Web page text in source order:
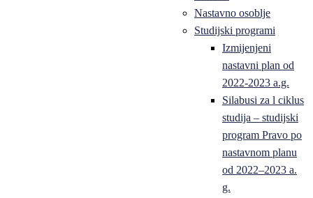
Nastavno osoblje
Studijski programi
Izmijenjeni
nastavni plan od
2022-2023 a.g.
Silabusi za l ciklus
studija – studijski
program Pravo po
nastavnom planu
od 2022–2023 a.
g.